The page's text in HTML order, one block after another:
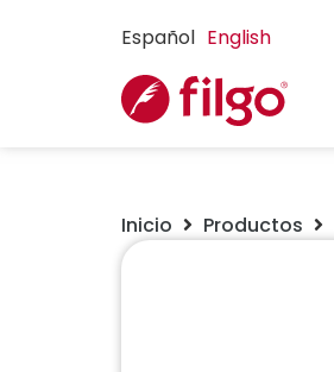
Español English
Inicio Productos